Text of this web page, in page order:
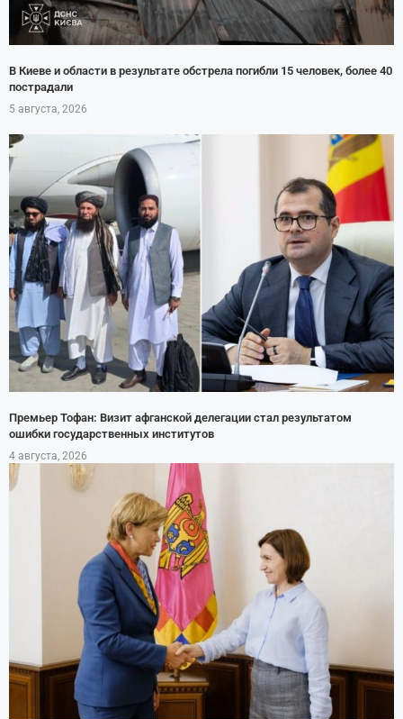
В Киеве и области в результате обстрела погибли 15 человек, более 40
пострадали
5 августа, 2026
Премьер Тофан: Визит афганской делегации стал результатом
ошибки государственных институтов
4 августа, 2026